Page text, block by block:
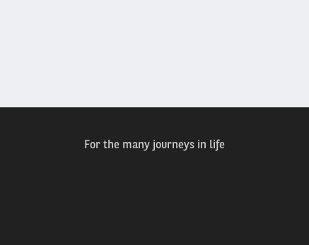
For the many journeys in life